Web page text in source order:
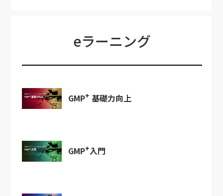
eラーニング
GMP+ 基礎力向上
GMP+入門